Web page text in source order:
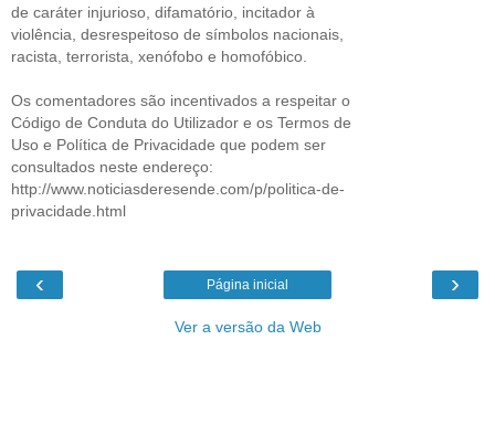
de caráter injurioso, difamatório, incitador à
violência, desrespeitoso de símbolos nacionais,
racista, terrorista, xenófobo e homofóbico.
Os comentadores são incentivados a respeitar o
Código de Conduta do Utilizador e os Termos de
Uso e Política de Privacidade que podem ser
consultados neste endereço:
http://www.noticiasderesende.com/p/politica-de-
privacidade.html
‹ ›
Página inicial
Ver a versão da Web